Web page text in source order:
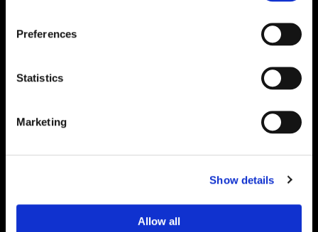
Preferences
Statistics
Marketing
Show details
Allow all